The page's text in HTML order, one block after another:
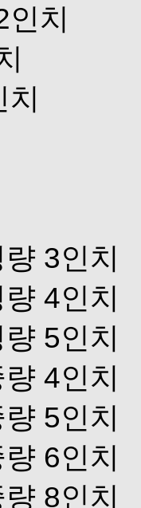
인치
3인치
4인치
5인치
4인치
5인치
6인치
8인치